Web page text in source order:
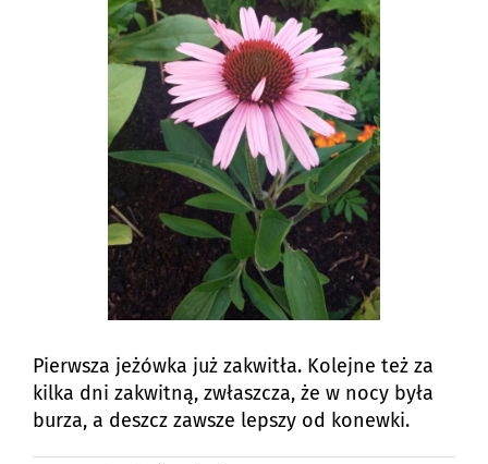
Pierwsza jeżówka już zakwitła. Kolejne też za
kilka dni zakwitną, zwłaszcza, że w nocy była
burza, a deszcz zawsze lepszy od konewki.